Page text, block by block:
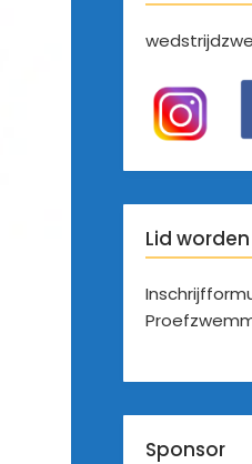
Lid
Sponsor